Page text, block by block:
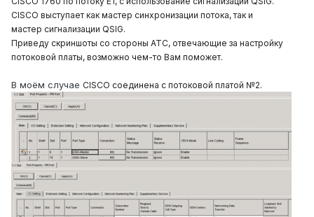
CISCO выступает как мастер синхронизации потока, так и
мастер сигнализации QSIG.
Приведу скриншоты со стороны АТС, отвечающие за настройку
потоковой платы, возможно чем-то Вам поможет.
В моём случае CISCO соединена с потоковой платой №2.